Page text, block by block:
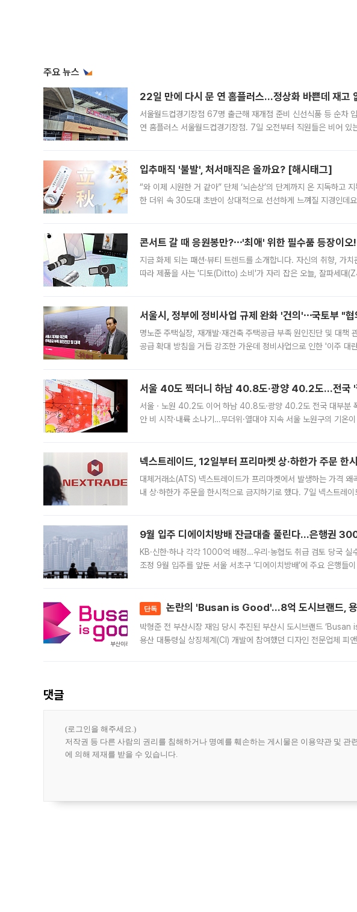
주요 뉴스
22일 만에 다시 문 연 홈플러스…정상화 바쁜데 재고
서울월드컵경기장점 67명 출근해 재개점 준비 신선식품 등 순차
연 홈플러스 서울월드컵경기장점. 7일 오전부터 직원들은 비어
입추매직 '불발', 처서매직은 올까요? [해시태그]
“와 이제 시원한 거 같아” 단체 ‘뇌손상’의 단계까지 온 지독하고
한 더위 속 30도대 초반이 상대적으로 선선하게 느껴질 지경인데
콘서트 갈 때 응원봉만?⋯'최애' 위한 필수품 등장이
지금 화제 되는 패션·뷰티 트렌드를 소개합니다. 자신의 취향, 가
따라 제품을 사는 '디토(Ditto) 소비'가 자리 잡은 오늘, 잘파세대
서울시, 정부에 정비사업 규제 완화 '건의'⋯국토부 "
명노준 주택실장, 재개발·재건축 주택공급 부족 원인진단 및 대책
공급 확대 방침을 거듭 강조한 가운데 정비사업으로 인한 '이주 대
서울 40도 찍더니 하남 40.8도·광양 40.2도…전국 '
서울ㆍ노원 40.2도 이어 하남 40.8도·광양 40.2도 전국 대부분
안 비 시작·내륙 소나기…무더위·열대야 지속 서울 노원구의 기온
넥스트레이드, 12일부터 프리마켓 상·하한가 주문 한
대체거래소(ATS) 넥스트레이드가 프리마켓에서 발생하는 가격
내 상·하한가 주문을 한시적으로 금지하기로 했다. 7일 넥스트레
9월 입주 디에이치방배 잔금대출 풀린다…은행권
KB·신한·하나 각각 1000억 배정…우리·농협도 취급 검토 당국
조정 9월 입주를 앞둔 서울 서초구 ‘디에이치방배’에 주요 은행
단독 논란의 'Busan is Good'…8억 도시브랜드, 용
박형준 전 부산시장 재임 당시 추진된 부산시 도시브랜드
용산 대통령실 상징체계(CI) 개발에 참여했던 디자인 전문업체 피
댓글